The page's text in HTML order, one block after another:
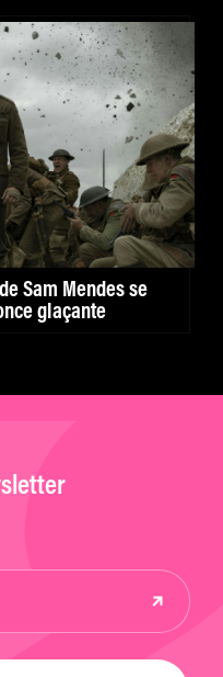
Sam Mendes se
glaçante